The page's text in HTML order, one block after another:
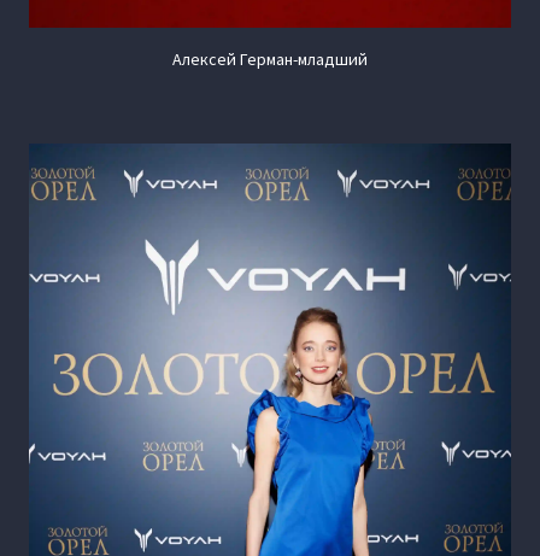
Алексей Герман-младший